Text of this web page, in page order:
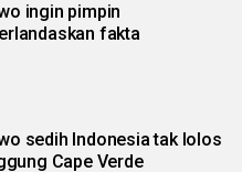
ingin pimpin
fakta
sedih Indonesia tak lolos
Cape Verde